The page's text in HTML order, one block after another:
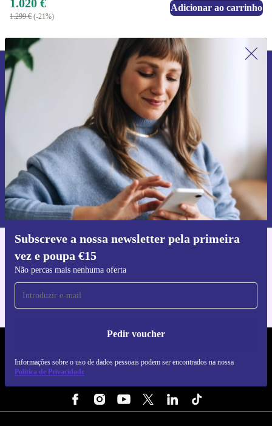
1.020 €
1.299 € (-21%)
Adicionar ao carrinho
Subscreve a nossa newsletter pela primeira
vez e poupa €15
Não percas mais nenhuma oferta
Pedir voucher
Informações sobre o uso de dados pessoais podem ser encontrados na nossa
Política de Privacidade
Subscreve a nossa newsletter pela
primeira vez e poupa 15€!
Não percas mais nenhuma oferta.
Pedir voucher
Informações sobre o uso de dados pessoais podem ser encontrados na
nossaPolítica de Privacidade
Faz o download da app refurbed
Para iOS e Android